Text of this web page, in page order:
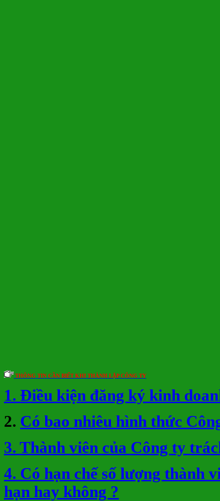
THÔNG TIN CẦN BIẾT KHI THÀNH LẬP CÔNG TY
1. Điều kiện đăng ký kinh
2. Có bao nhiêu hình thức
3. Thành viên của Công ty
4. Có hạn chế số lượng thành
hạn hay không ?